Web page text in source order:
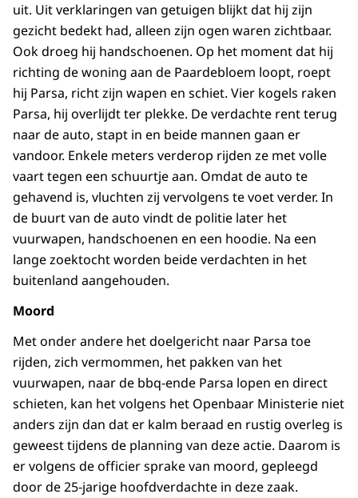
uit. Uit verklaringen van getuigen blijkt dat hij zijn
gezicht bedekt had, alleen zijn ogen waren zichtbaar.
Ook droeg hij handschoenen. Op het moment dat hij
richting de woning aan de Paardebloem loopt, roept
hij Parsa, richt zijn wapen en schiet. Vier kogels raken
Parsa, hij overlijdt ter plekke. De verdachte rent terug
naar de auto, stapt in en beide mannen gaan er
vandoor. Enkele meters verderop rijden ze met volle
vaart tegen een schuurtje aan. Omdat de auto te
gehavend is, vluchten zij vervolgens te voet verder. In
de buurt van de auto vindt de politie later het
vuurwapen, handschoenen en een hoodie. Na een
lange zoektocht worden beide verdachten in het
buitenland aangehouden.
Moord
Met onder andere het doelgericht naar Parsa toe
rijden, zich vermommen, het pakken van het
vuurwapen, naar de bbq-ende Parsa lopen en direct
schieten, kan het volgens het Openbaar Ministerie niet
anders zijn dan dat er kalm beraad en rustig overleg is
geweest tijdens de planning van deze actie. Daarom is
er volgens de officier sprake van moord, gepleegd
door de 25-jarige hoofdverdachte in deze zaak.